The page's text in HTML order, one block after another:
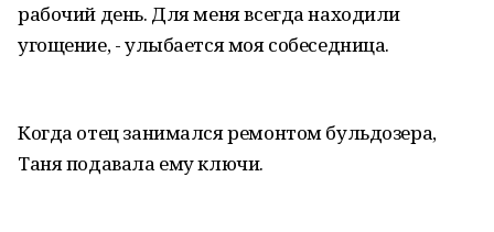
рабочий день. Для меня всегда находили
угощение, - улыбается моя собеседница.
Когда отец занимался ремонтом бульдозера,
Таня подавала ему ключи.